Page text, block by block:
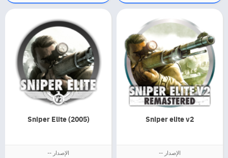
Sniper elite v2
الإصدار --
Sniper Elite (2005)
الإصدار --